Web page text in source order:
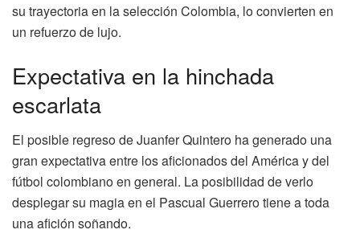
su trayectoria en la selección Colombia, lo convierten en
un refuerzo de lujo.
Expectativa en la hinchada
escarlata
El posible regreso de Juanfer Quintero ha generado una
gran expectativa entre los aficionados del América y del
fútbol colombiano en general. La posibilidad de verlo
desplegar su magia en el Pascual Guerrero tiene a toda
una afición soñando.